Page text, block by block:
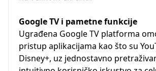
Google TV i pametne funkcije
Ugrađena Google TV platforma
pristup aplikacijama kao što su
Disney+, uz jednostavno